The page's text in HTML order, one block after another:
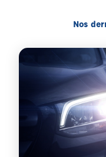
Nos